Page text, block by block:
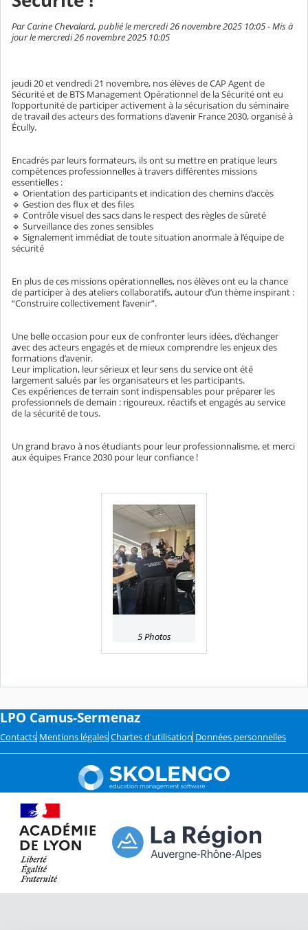
Par Carine Chevalard, publié le mercredi 26 novembre 2025 10:05 - Mis à
jour le mercredi 26 novembre 2025 10:05
jeudi 20 et vendredi 21 novembre, nos élèves de CAP Agent de
Sécurité et de BTS Management Opérationnel de la Sécurité ont eu
l’opportunité de participer activement à la sécurisation du séminaire
de travail des acteurs des formations d’avenir France 2030, organisé à
Écully.
Encadrés par leurs formateurs, ils ont su mettre en pratique leurs
compétences professionnelles à travers différentes missions
essentielles :
🔹 Orientation des participants et indication des chemins d’accès
🔹 Gestion des flux et des files
🔹 Contrôle visuel des sacs dans le respect des règles de sûreté
🔹 Surveillance des zones sensibles
🔹 Signalement immédiat de toute situation anormale à l’équipe de
sécurité
En plus de ces missions opérationnelles, nos élèves ont eu la chance
de participer à des ateliers collaboratifs, autour d’un thème inspirant :
“Construire collectivement l’avenir”.
Une belle occasion pour eux de confronter leurs idées, d’échanger
avec des acteurs engagés et de mieux comprendre les enjeux des
formations d’avenir.
Leur implication, leur sérieux et leur sens du service ont été
largement salués par les organisateurs et les participants.
Ces expériences de terrain sont indispensables pour préparer les
professionnels de demain : rigoureux, réactifs et engagés au service
de la sécurité de tous.
Un grand bravo à nos étudiants pour leur professionnalisme, et merci
aux équipes France 2030 pour leur confiance !
5 Photos
LPO Camus-Sermenaz
Contacts Mentions légales Chartes d'utilisation Données personnelles